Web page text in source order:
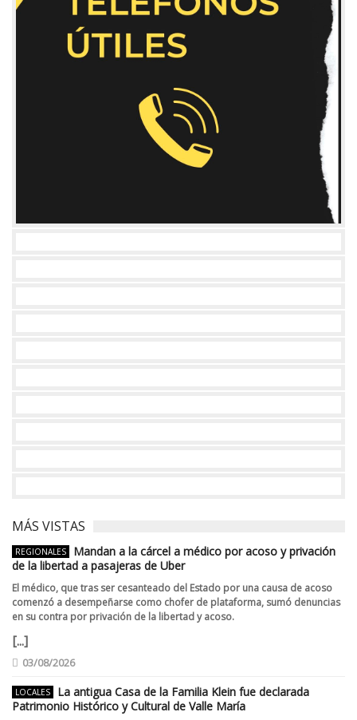
MÁS VISTAS
REGIONALES
Mandan a la cárcel a médico por acoso y privación
de la libertad a pasajeras de Uber
El médico, que tras ser cesanteado del Estado por una causa de acoso
comenzó a desempeñarse como chofer de plataforma, sumó denuncias
en su contra por privación de la libertad y acoso.
[...]
03/08/2026
LOCALES
La antigua Casa de la Familia Klein fue declarada
Patrimonio Histórico y Cultural de Valle María